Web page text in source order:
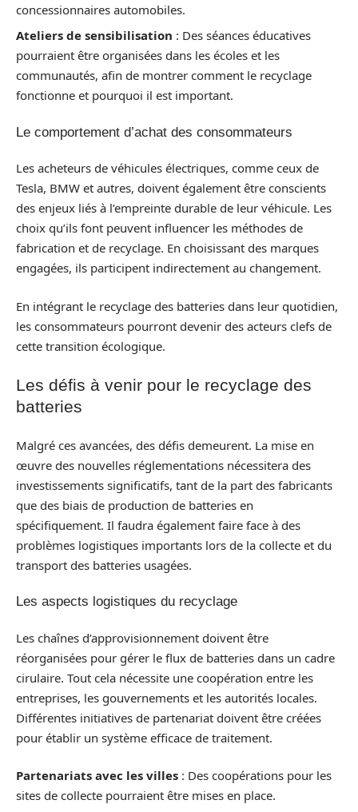
concessionnaires automobiles.
Ateliers de sensibilisation : Des séances éducatives
pourraient être organisées dans les écoles et les
communautés, afin de montrer comment le recyclage
fonctionne et pourquoi il est important.
Le comportement d’achat des consommateurs
Les acheteurs de véhicules électriques, comme ceux de
Tesla, BMW et autres, doivent également être conscients
des enjeux liés à l’empreinte durable de leur véhicule. Les
choix qu’ils font peuvent influencer les méthodes de
fabrication et de recyclage. En choisissant des marques
engagées, ils participent indirectement au changement.
En intégrant le recyclage des batteries dans leur quotidien,
les consommateurs pourront devenir des acteurs clefs de
cette transition écologique.
Les défis à venir pour le recyclage des
batteries
Malgré ces avancées, des défis demeurent. La mise en
œuvre des nouvelles réglementations nécessitera des
investissements significatifs, tant de la part des fabricants
que des biais de production de batteries en
spécifiquement. Il faudra également faire face à des
problèmes logistiques importants lors de la collecte et du
transport des batteries usagées.
Les aspects logistiques du recyclage
Les chaînes d’approvisionnement doivent être
réorganisées pour gérer le flux de batteries dans un cadre
cirulaire. Tout cela nécessite une coopération entre les
entreprises, les gouvernements et les autorités locales.
Différentes initiatives de partenariat doivent être créées
pour établir un système efficace de traitement.
Partenariats avec les villes : Des coopérations pour les
sites de collecte pourraient être mises en place.